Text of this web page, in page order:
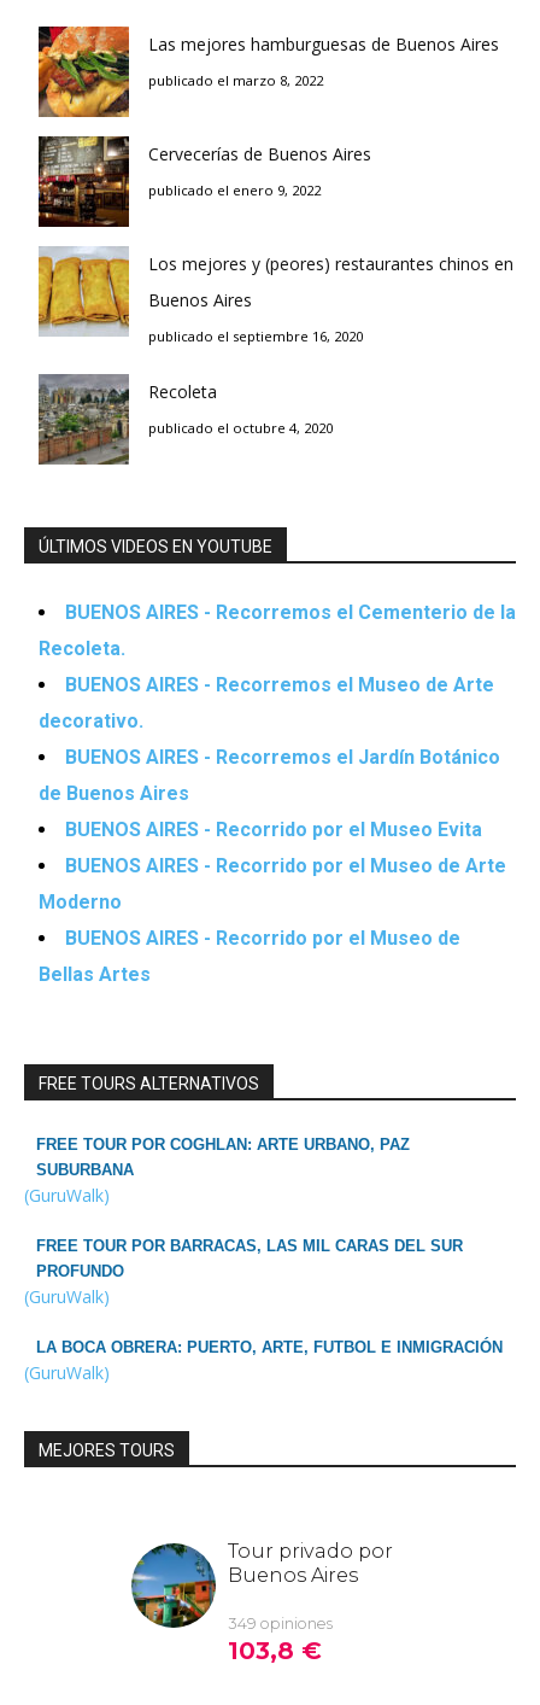
Las mejores hamburguesas de Buenos Aires
publicado el marzo 8, 2022
Cervecerías de Buenos Aires
publicado el enero 9, 2022
Los mejores y (peores) restaurantes chinos en
Buenos Aires
publicado el septiembre 16, 2020
Recoleta
publicado el octubre 4, 2020
ÚLTIMOS VIDEOS EN YOUTUBE
BUENOS AIRES - Recorremos el Cementerio de la
Recoleta.
BUENOS AIRES - Recorremos el Museo de Arte
decorativo.
BUENOS AIRES - Recorremos el Jardín Botánico
de Buenos Aires
BUENOS AIRES - Recorrido por el Museo Evita
BUENOS AIRES - Recorrido por el Museo de Arte
Moderno
BUENOS AIRES - Recorrido por el Museo de
Bellas Artes
FREE TOURS ALTERNATIVOS
FREE TOUR POR COGHLAN: ARTE URBANO, PAZ
SUBURBANA
(GuruWalk)
FREE TOUR POR BARRACAS, LAS MIL CARAS DEL SUR
PROFUNDO
(GuruWalk)
LA BOCA OBRERA: PUERTO, ARTE, FUTBOL E INMIGRACIÓN
(GuruWalk)
MEJORES TOURS